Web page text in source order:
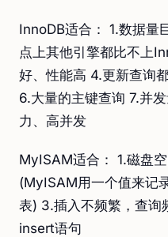
InnoDB适合： 1.数据量
点上其他引擎都比不上
好、性能高 4.更新查询
6.大量的主键查询 7.并
力、高并发
MyISAM适合： 1.磁盘
(MyISAM用一个值来记
表) 3.插入不频繁，查询
insert语句